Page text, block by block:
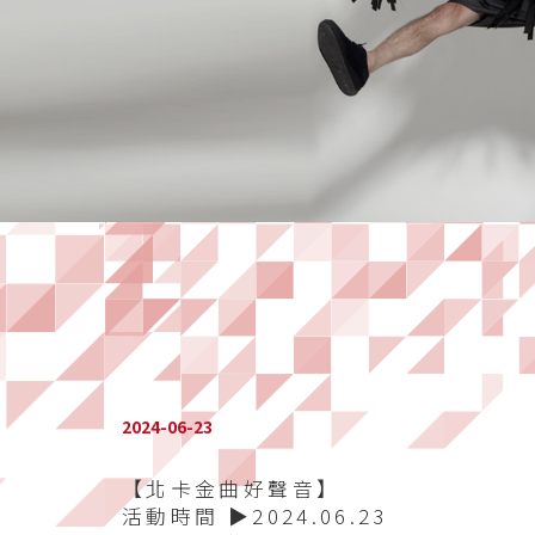
2024-06-23
【北卡金曲好聲音】
活動時間 ▶️2024.06.23